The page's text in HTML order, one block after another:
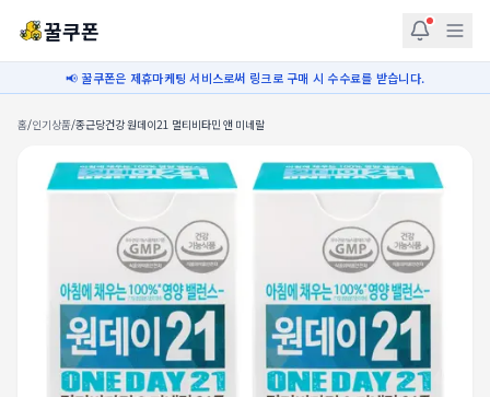
꿀쿠폰
📢 꿀쿠폰은 제휴마케팅 서비스로써 링크로 구매 시 수수료를 받습니다.
홈/인기상품/종근당건강 원데이21 멀티비타민 앤 미네랄